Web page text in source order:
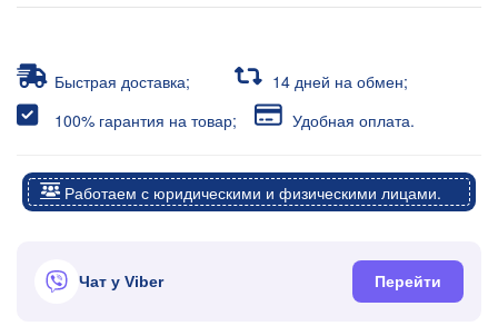
Быстрая доставка;
14 дней на обмен;
100% гарантия на товар;
Удобная оплата.
Работаем с юридическими и физическими лицами.
Чат у Viber Перейти